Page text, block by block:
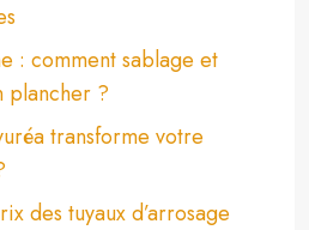
: comment sablage et
plancher ?
transforme votre
des tuyaux d’arrosage